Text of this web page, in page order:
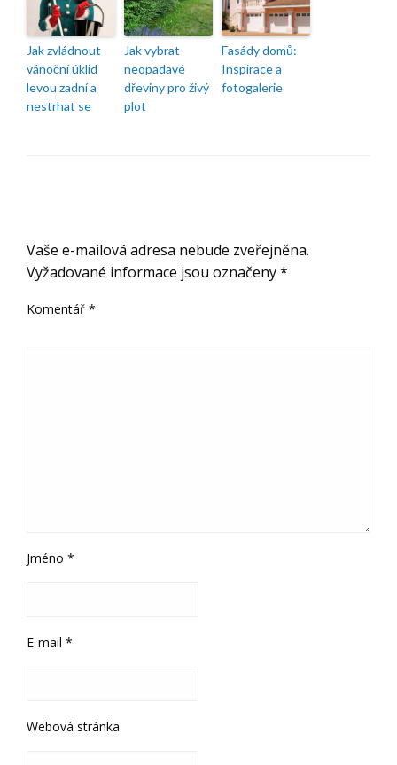
Jak zvládnout
vánoční úklid
levou zadní a
nestrhat se
Jak vybrat
neopadavé
dřeviny pro živý
plot
Fasády domů:
Inspirace a
fotogalerie
Vaše e-mailová adresa nebude zveřejněna.
Vyžadované informace jsou označeny*
Komentář *
Jméno *
E-mail *
Webová stránka